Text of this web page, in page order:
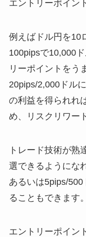
エントリーポイン
例えばドル円を10
100pipsで10,000
リーポイントをう
20pips/2,000ドル
の利益を得られれ
め、リスクリワー
トレード技術が熟
選できるようにな
あるいは5pips/
ることもできます。
エントリーポイン